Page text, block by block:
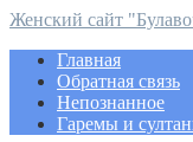
Женский сайт
Главная
Обратная связь
Непознанное
Гаремы и